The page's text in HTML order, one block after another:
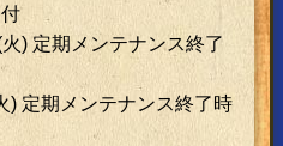
) 定期メンテナンス終了
) 定期メンテナンス終了時